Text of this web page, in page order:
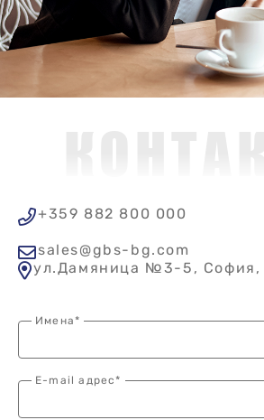
+359 882 800 000
sales@gbs-bg.com
ул.Дамяница №3-5, София,
Имена*
E-mail адрес*